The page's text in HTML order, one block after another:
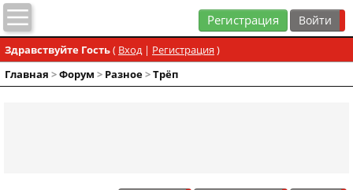
Регистрация
Здравствуйте Гость( Вход| Регистрация )
Главная >Форум > Разное>Трёп